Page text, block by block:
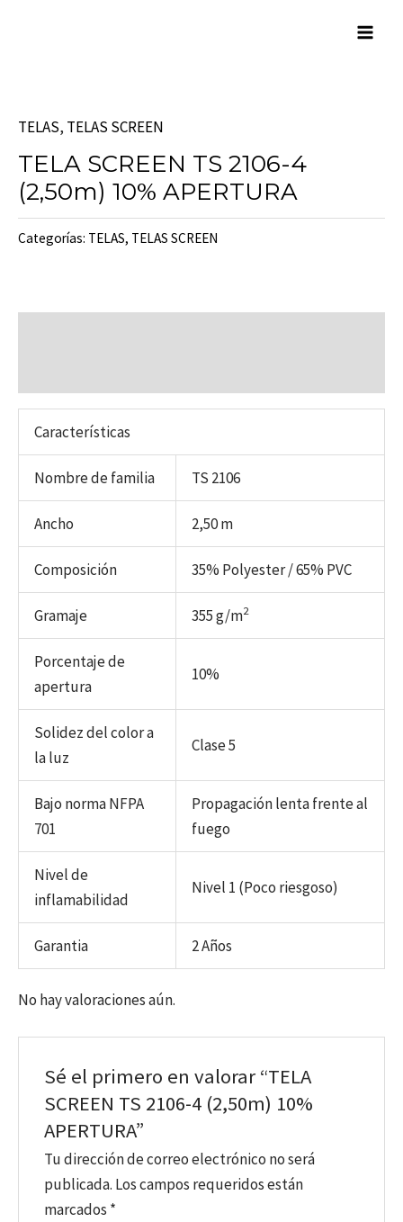
TELAS, TELAS SCREEN
TELA SCREEN TS 2106-4
(2,50m) 10% APERTURA
Categorías: TELAS, TELAS SCREEN
Características
Nombre de familia TS 2106
Ancho 2,50 m
Composición 35% Polyester / 65% PVC
Gramaje 355 g/m2
Porcentaje de
apertura
10%
Solidez del color a
la luz
Clase 5
Bajo norma NFPA
701
Propagación lenta frente al
fuego
Nivel de
inflamabilidad
Nivel 1 (Poco riesgoso)
Garantia 2 Años
No hay valoraciones aún.
Sé el primero en valorar “TELA
SCREEN TS 2106-4 (2,50m) 10%
APERTURA”
Tu dirección de correo electrónico no será
publicada. Los campos requeridos están
marcados *